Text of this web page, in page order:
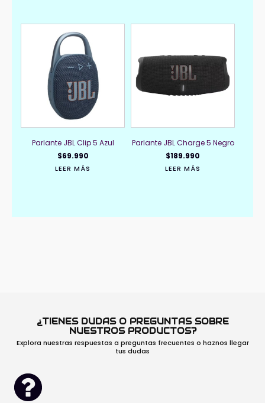
Parlante JBL Clip 5 Azul
$69.990
LEER MÁS
Parlante JBL Charge 5 Negro
$189.990
LEER MÁS
¿TIENES DUDAS O PREGUNTAS SOBRE
NUESTROS PRODUCTOS?
Explora nuestras respuestas a preguntas frecuentes o haznos llegar
tus dudas